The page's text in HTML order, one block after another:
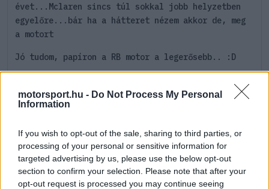
motorsport.hu - Do Not Process My Personal
Information
If you wish to opt-out of the sale, sharing to third parties, or
processing of your personal or sensitive information for
targeted advertising by us, please use the below opt-out
section to confirm your selection. Please note that after your
opt-out request is processed you may continue seeing
évet...Mclaren sincs túl sokkal jobb helyzetben
egyelőre...bár ha a hátteret nézem akkor de, meg
a motort
Jó tudom, papíron a RB motor a legerősebb.. :D
meg elméletileg a szerződése miatt nem tudott
eljönni mert benne volt az elsőhárombanvagymi >
vb-ért menne.
Persze nem kell mindig VER vb, sőt, örülök ha más
is nyer. Csak az ő szempontjából nézve.